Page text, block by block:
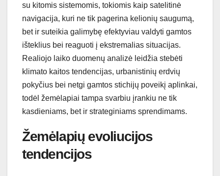
su kitomis sistemomis, tokiomis kaip satelitinė
navigacija, kuri ne tik pagerina kelionių saugumą,
bet ir suteikia galimybę efektyviau valdyti gamtos
išteklius bei reaguoti į ekstremalias situacijas.
Realiojo laiko duomenų analizė leidžia stebėti
klimato kaitos tendencijas, urbanistinių erdvių
pokyčius bei netgi gamtos stichijų poveikį aplinkai,
todėl žemėlapiai tampa svarbiu įrankiu ne tik
kasdieniams, bet ir strateginiams sprendimams.
Žemėlapių evoliucijos
tendencijos